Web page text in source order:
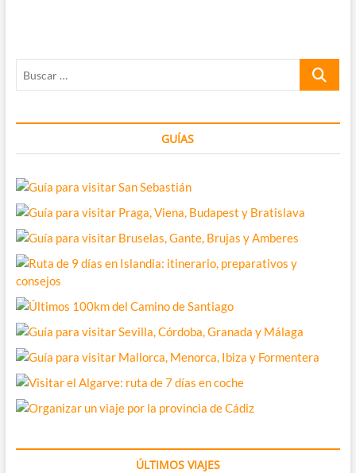
Buscar
GUÍAS
ÚLTIMOS VIAJES